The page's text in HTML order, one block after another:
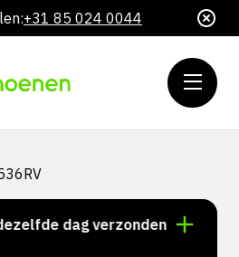
+31 85 024 0044
dag verzonden